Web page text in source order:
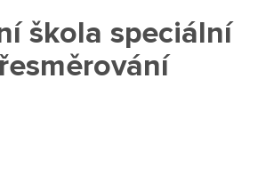
škola speciální